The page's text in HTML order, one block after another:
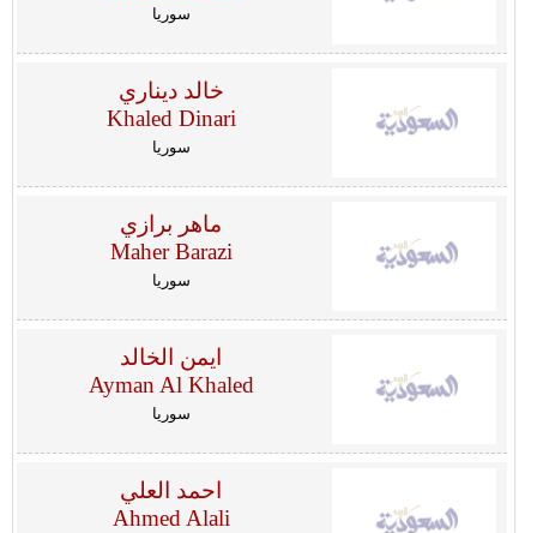
سوريا
خالد ديناري
Khaled Dinari
سوريا
ماهر برازي
Maher Barazi
سوريا
ايمن الخالد
Ayman Al Khaled
سوريا
احمد العلي
Ahmed Alali